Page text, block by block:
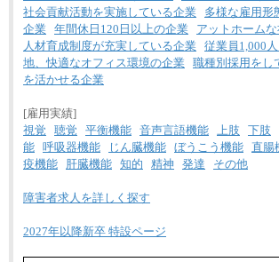
社会貢献活動を実施している企業
多様な雇用形
企業 年間休日120日以上の企業
アットホーム
人材育成制度が充実している企業 従業員1,000
地、快適なオフィス環境の企業 職種別採用をし
を活かせる企業
[雇用実績]
視覚
聴覚 平衡機能 音声言語機能 上肢 下肢
能 呼吸器機能 じん臓機能 ぼうこう機能 直腸
疫機能
肝臓機能 知的 精神 発達 その他
障害者求人を詳しく探す
2027年以降新卒 特設ページ